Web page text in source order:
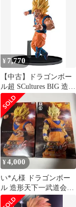
¥ 7,770
【中古】ドラゴンボー
ル超 SCultures BIG 造形
天下一武道会6 其之四
超サイヤ人2孫悟空(プ
ライズ) ggw725x
¥4,000
い*ん様 ドラゴンボー
ル 造形天下一武道会5
超サイヤ人2 孫悟空 フ